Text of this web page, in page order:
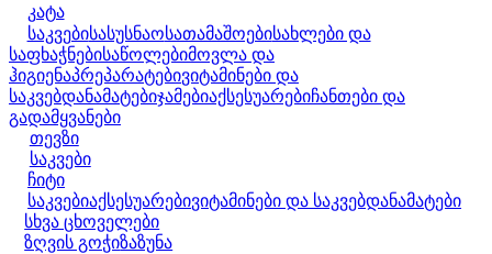
კატა
საკვებისასუსნაოსათამაშოებისახლები და
საფხაჭნებისაწოლებიმოვლა და
ჰიგიენაპრეპარატებივიტამინები და
საკვებდანამატებიჯამებიაქსესუარებიჩანთები და
გადამყვანები
თევზი
საკვები
ჩიტი
საკვებიაქსესუარებივიტამინები და საკვებდანამატები
სხვა ცხოველები
ზღვის გოჭიზაზუნა